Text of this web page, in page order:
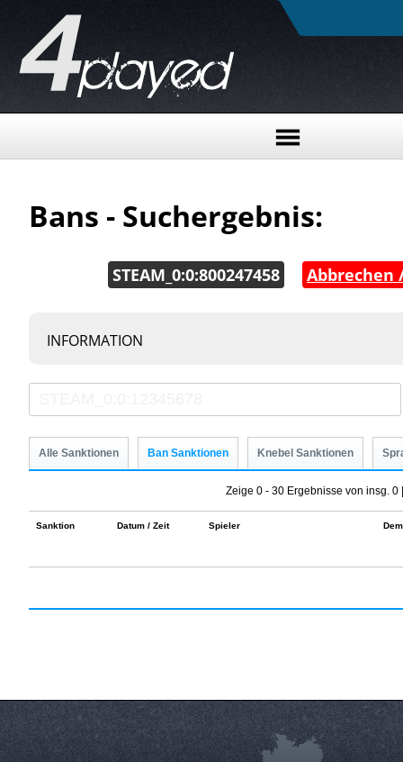
Bans - Suchergebnis:
STEAM_0:0:800247458 Abbrechen
INFORMATION
Alle Sanktionen Ban Sanktionen Knebel Sanktionen
Zeige 0 - 30 Ergebnisse von insg. 0
Sanktion Datum / Zeit Spieler